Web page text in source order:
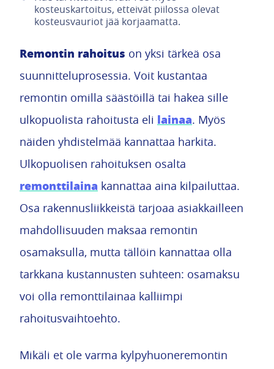
kosteuskartoitus, etteivät piilossa olevat
kosteusvauriot jää korjaamatta.
Remontin rahoitus on yksi tärkeä osa
suunnitteluprosessia. Voit kustantaa
remontin omilla säästöillä tai hakea sille
ulkopuolista rahoitusta eli lainaa. Myös
näiden yhdistelmää kannattaa harkita.
Ulkopuolisen rahoituksen osalta
remonttilaina kannattaa aina kilpailuttaa.
Osa rakennusliikkeistä tarjoaa asiakkailleen
mahdollisuuden maksaa remontin
osamaksulla, mutta tällöin kannattaa olla
tarkkana kustannusten suhteen: osamaksu
voi olla remonttilainaa kalliimpi
rahoitusvaihtoehto.
Mikäli et ole varma kylpyhuoneremontin